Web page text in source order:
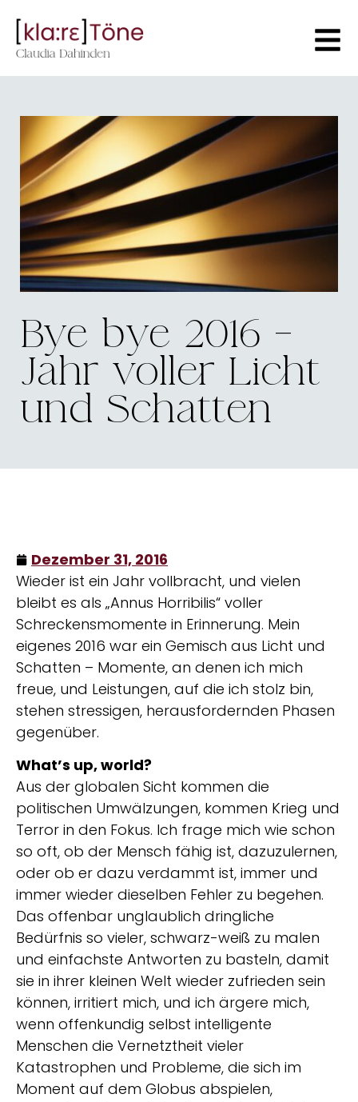
Bye bye 2016 –
Jahr voller Licht
und Schatten
Dezember 31, 2016
Wieder ist ein Jahr vollbracht, und vielen
bleibt es als „Annus Horribilis“ voller
Schreckensmomente in Erinnerung. Mein
eigenes 2016 war ein Gemisch aus Licht und
Schatten – Momente, an denen ich mich
freue, und Leistungen, auf die ich stolz bin,
stehen stressigen, herausfordernden Phasen
gegenüber.
What’s up, world?
Aus der globalen Sicht kommen die
politischen Umwälzungen, kommen Krieg und
Terror in den Fokus. Ich frage mich wie schon
so oft, ob der Mensch fähig ist, dazuzulernen,
oder ob er dazu verdammt ist, immer und
immer wieder dieselben Fehler zu begehen.
Das offenbar unglaublich dringliche
Bedürfnis so vieler, schwarz-weiß zu malen
und einfachste Antworten zu basteln, damit
sie in ihrer kleinen Welt wieder zufrieden sein
können, irritiert mich, und ich ärgere mich,
wenn offenkundig selbst intelligente
Menschen die Vernetztheit vieler
Katastrophen und Probleme, die sich im
Moment auf dem Globus abspielen,